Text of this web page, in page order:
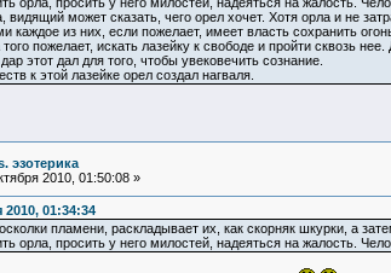
видящий может сказать, чего орел хочет. Хотя орла и не
каждое из них, если пожелает, имеет власть сохранить
пожелает, искать лазейку к свободе и пройти сквозь
этот дал для того, чтобы увековечить сознание.
к этой лазейке орел создал нагваля.
эзотерика
2010, 01:50:08 »
01:34:34
пламени, раскладывает их, как скорняк шкурки, а
орла, просить у него милостей, надеяться на жалость.